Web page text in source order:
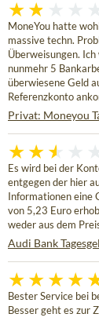
MoneYou hatte
massive techn.
Überweisungen.
nunmehr 5
überwiesene Geld
Referenzkonto
Privat: Moneyou
Es wird bei der
entgegen der hier
Informationen eine
von 5,23 Euro
weder aus dem
Audi Bank
Bester Service bei
Besser geht es zur